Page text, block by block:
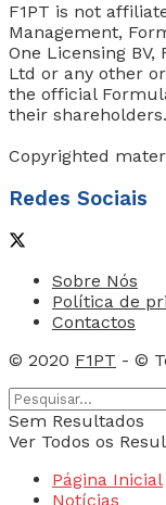
F1PT is not
Management,
One Licensing
Ltd or any other
the official
their shareholders.
Copyrighted
Redes Sociais
Sobre Nós
Política de
Contactos
© 2020 F1PT - ©
Sem Resultados
Ver Todos os
Página Inicial
Notícias